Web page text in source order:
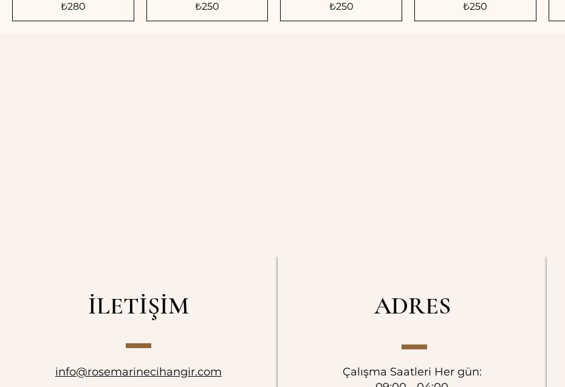
₺280 ₺250 ₺250 ₺250
İLETİŞİM
info@rosemarinecihangir.com
ADRES
Çalışma Saatleri Her gün: